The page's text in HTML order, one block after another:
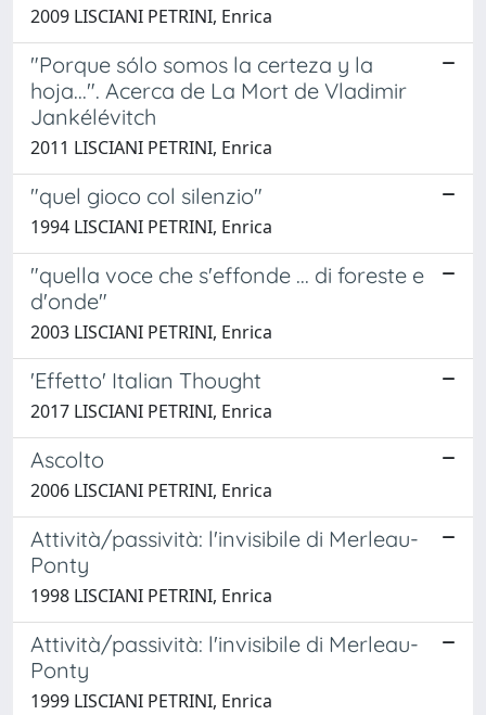
2009 LISCIANI PETRINI, Enrica
"Porque sólo somos la certeza y la
hoja...". Acerca de La Mort de Vladimir
Jankélévitch
2011 LISCIANI PETRINI, Enrica
"quel gioco col silenzio"
1994 LISCIANI PETRINI, Enrica
"quella voce che s'effonde ... di foreste e
d'onde"
2003 LISCIANI PETRINI, Enrica
'Effetto' Italian Thought
2017 LISCIANI PETRINI, Enrica
Ascolto
2006 LISCIANI PETRINI, Enrica
Attività/passività: l'invisibile di Merleau-
Ponty
1998 LISCIANI PETRINI, Enrica
Attività/passività: l'invisibile di Merleau-
Ponty
1999 LISCIANI PETRINI, Enrica